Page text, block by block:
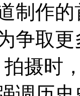
制作
争取
摄时